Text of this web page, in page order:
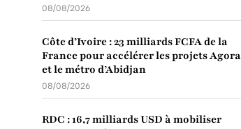
08/08/2026
Côte d’Ivoire : 23 milliards FCFA de la
France pour accélérer les projets Agora
et le métro d’Abidjan
08/08/2026
RDC : 16,7 milliards USD à mobiliser